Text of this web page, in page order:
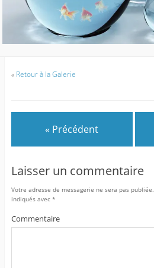
« Retour à la Galerie
« Précédent
Laisser un commentaire
Votre adresse de messagerie ne sera pas publiée.
indiqués avec *
Commentaire